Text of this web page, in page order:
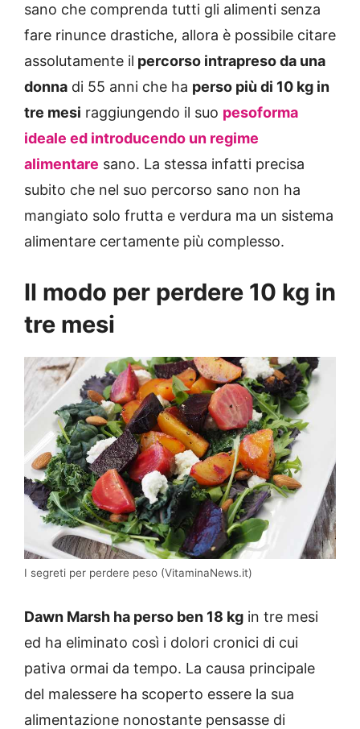
sano che comprenda tutti gli alimenti senza
fare rinunce drastiche, allora è possibile citare
assolutamente il percorso intrapreso da una
donna di 55 anni che ha perso più di 10 kg in
tre mesi raggiungendo il suo pesoforma
ideale ed introducendo un regime
alimentare sano. La stessa infatti precisa
subito che nel suo percorso sano non ha
mangiato solo frutta e verdura ma un sistema
alimentare certamente più complesso.
Il modo per perdere 10 kg in
tre mesi
I segreti per perdere peso (VitaminaNews.it)
Dawn Marsh ha perso ben 18 kg in tre mesi
ed ha eliminato così i dolori cronici di cui
pativa ormai da tempo. La causa principale
del malessere ha scoperto essere la sua
alimentazione nonostante pensasse di